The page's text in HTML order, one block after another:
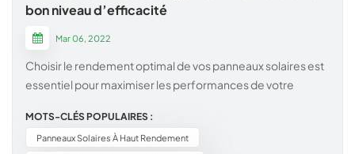
bon niveau d’efficacité
Mar 06, 2022
Choisir le rendement optimal de vos panneaux solaires est
essentiel pour maximiser les performances de votre
complète, allant des panneaux à rendement standard
fiables aux modules haut de gamme à haut rendement.
MOTS-CLÉS POPULAIRES :
Panneaux Solaires À Haut Rendement